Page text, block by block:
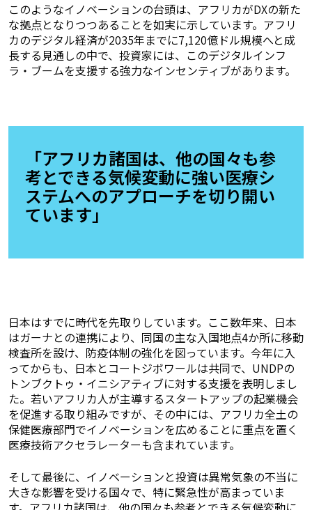
このようなイノベーションの台頭は、アフリカがDXの新た
な拠点となりつつあることを如実に示しています。アフリ
カのデジタル経済が2035年までに7,120億ドル規模へと成
長する見通しの中で、投資家には、このデジタルインフ
ラ・ブームを支援する強力なインセンティブがあります。
「アフリカ諸国は、他の国々も参
考とできる気候変動に強い医療シ
ステムへのアプローチを切り開い
ています」
日本はすでに時代を先取りしています。ここ数年来、日本
はガーナとの連携により、同国の主な入国地点4か所に移動
検査所を設け、防疫体制の強化を図っています。今年に入
ってからも、日本とコートジボワールは共同で、UNDPの
トンブクトゥ・イニシアティブに対する支援を表明しまし
た。若いアフリカ人が主導するスタートアップの起業機会
を促進する取り組みですが、その中には、アフリカ全土の
保健医療部門でイノベーションを広めることに重点を置く
医療技術アクセラレーターも含まれています。
そして最後に、イノベーションと投資は異常気象の不当に
大きな影響を受ける国々で、特に緊急性が高まっていま